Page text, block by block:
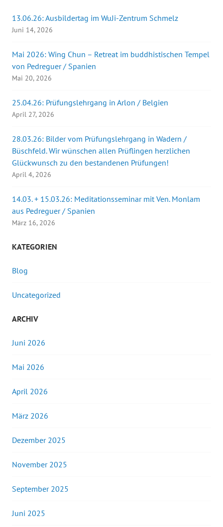
13.06.26: Ausbildertag im WuJi-Zentrum Schmelz
Juni 14, 2026
Mai 2026: Wing Chun – Retreat im buddhistischen Tempel
von Pedreguer / Spanien
Mai 20, 2026
25.04.26: Prüfungslehrgang in Arlon / Belgien
April 27, 2026
28.03.26: Bilder vom Prüfungslehrgang in Wadern /
Büschfeld. Wir wünschen allen Prüflingen herzlichen
Glückwunsch zu den bestandenen Prüfungen!
April 4, 2026
14.03. + 15.03.26: Meditationsseminar mit Ven. Monlam
aus Pedreguer / Spanien
März 16, 2026
KATEGORIEN
Blog
Uncategorized
ARCHIV
Juni 2026
Mai 2026
April 2026
März 2026
Dezember 2025
November 2025
September 2025
Juni 2025